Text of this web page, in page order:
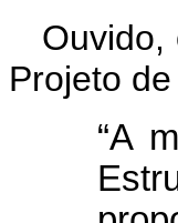
Ouvido,
Projeto
“A